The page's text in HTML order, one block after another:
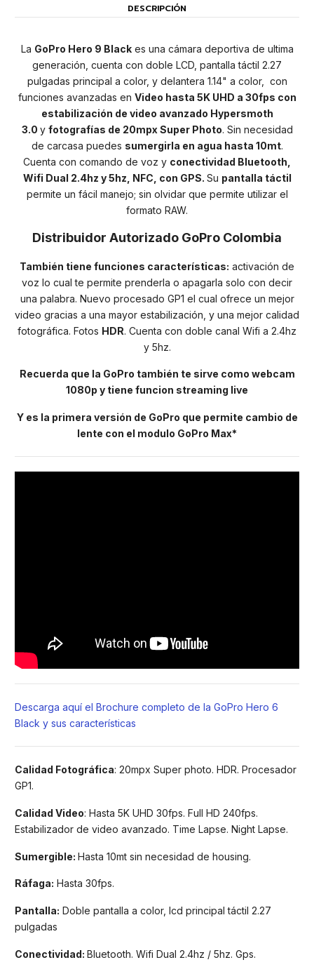
DESCRIPCIÓN
La GoPro Hero 9 Blackes una cámara deportiva de ultima
generación, cuenta con doble LCD, pantalla táctil 2.27
pulgadas principal a color, y delantera 1.14" a color, con
funciones avanzadas en Video hasta 5K UHD a 30fps con
estabilización de video avanzado Hypersmoth
3.0 y fotografías de 20mpx Super Photo. Sin necesidad
de carcasa puedes sumergirla en agua hasta 10mt.
Cuenta con comando de voz y conectividad Bluetooth,
Wifi Dual 2.4hz y 5hz, NFC, con GPS. Su pantalla táctil
permite un fácil manejo; sin olvidar que permite utilizar el
formato RAW.
Distribuidor Autorizado GoPro Colombia
También tiene funciones características: activación de
voz lo cual te permite prenderla o apagarla solo con decir
una palabra. Nuevo procesado GP1 el cual ofrece un mejor
video gracias a una mayor estabilización, y una mejor calidad
fotográfica. Fotos HDR. Cuenta con doble canal Wifi a 2.4hz
y 5hz.
Recuerda que la GoPro también te sirve como webcam
1080p y tiene funcion streaming live
Y es la primera versión de GoPro que permite cambio de
lente con el modulo GoPro Max*
Descarga aquí el Brochure completo de la GoPro Hero 6
Black y sus características
Calidad Fotográfica: 20mpx Super photo. HDR. Procesador
GP1.
Calidad Video: Hasta 5K UHD 30fps. Full HD 240fps.
Estabilizador de video avanzado. Time Lapse. Night Lapse.
Sumergible: Hasta 10mt sin necesidad de housing.
Ráfaga: Hasta 30fps.
Pantalla: Doble pantalla a color, lcd principal táctil 2.27
pulgadas
Conectividad: Bluetooth. Wifi Dual 2.4hz / 5hz. Gps.